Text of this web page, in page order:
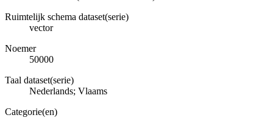
Ruimtelijk schema dataset(serie)
vector
Noemer
50000
Taal dataset(serie)
Nederlands; Vlaams
Categorie(en)